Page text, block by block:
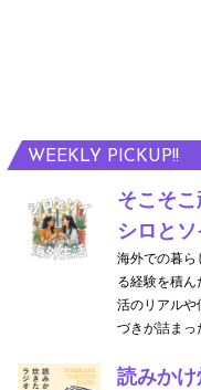
WEEKLY PICKUP!!
そこそ
シロとソ
海外での暮ら
る経験を積ん
活のリアルや
づきが詰まっ
読みか